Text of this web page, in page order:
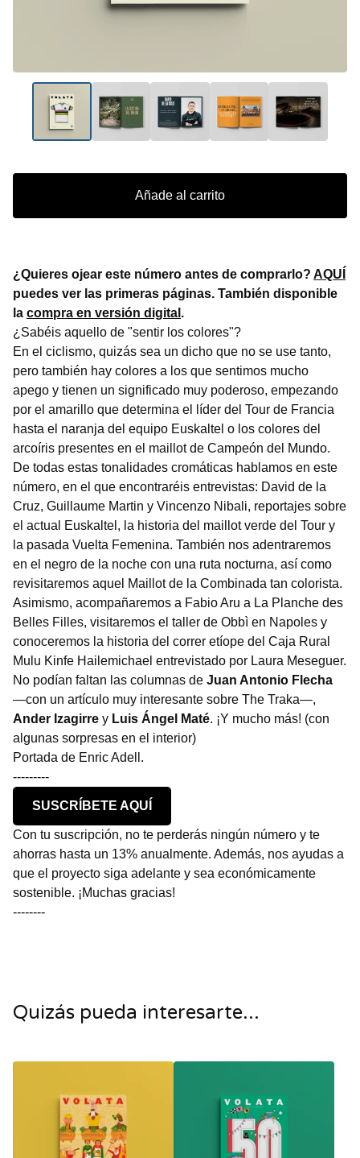
Añade al carrito
¿Quieres ojear este número antes de comprarlo? AQUÍ
puedes ver las primeras páginas. También disponible
la compra en versión digital .
¿Sabéis aquello de "sentir los colores"?
En el ciclismo, quizás sea un dicho que no se use tanto,
pero también hay colores a los que sentimos mucho
apego y tienen un significado muy poderoso, empezando
por el amarillo que determina el líder del Tour de Francia
hasta el naranja del equipo Euskaltel o los colores del
arcoíris presentes en el maillot de Campeón del Mundo.
De todas estas tonalidades cromáticas hablamos en este
número, en el que encontraréis entrevistas: David de la
Cruz, Guillaume Martin y Vincenzo Nibali, reportajes sobre
el actual Euskaltel, la historia del maillot verde del Tour y
la pasada Vuelta Femenina. También nos adentraremos
en el negro de la noche con una ruta nocturna, así como
revisitaremos aquel Maillot de la Combinada tan colorista.
Asimismo, acompañaremos a Fabio Aru a La Planche des
Belles Filles, visitaremos el taller de Obbì en Napoles y
conoceremos la historia del correr etíope del Caja Rural
Mulu Kinfe Hailemichael entrevistado por Laura Meseguer.
No podían faltan las columnas de Juan Antonio Flecha
—con un artículo muy interesante sobre The Traka—,
Ander Izagirre y Luis Ángel Maté. ¡Y mucho más! (con
algunas sorpresas en el interior)
Portada de Enric Adell.
---------
SUSCRÍBETE AQUÍ
Con tu suscripción, no te perderás ningún número y te
ahorras hasta un 13% anualmente. Además, nos ayudas a
que el proyecto siga adelante y sea económicamente
sostenible. ¡Muchas gracias!
--------
Quizás pueda interesarte...